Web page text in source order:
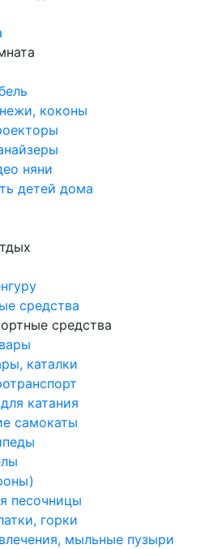
коконы
няни
детей дома
средства
средства
каталки
катания
самокаты
песочницы
горки
мыльные пузыри